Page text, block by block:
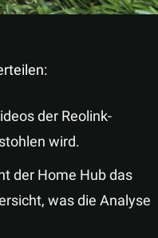
der Reolink-
wird.
der Home Hub das
was die Analyse